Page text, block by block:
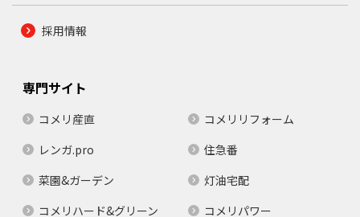
採用情報
専門サイト
コメリ産直
コメリリフォーム
レンガ.pro
住急番
菜園&ガーデン
灯油宅配
コメリハード&グリーン
コメリパワー